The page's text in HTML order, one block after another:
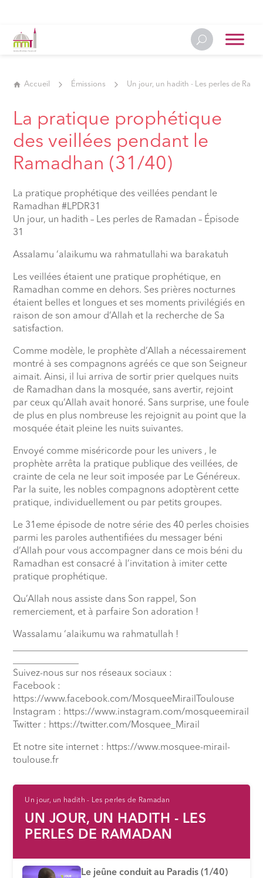
Accueil Émissions Un jour, un hadith - Les perles de
La pratique prophétique
des veillées pendant le
Ramadhan (31/40)
La pratique prophétique des veillées pendant le
Ramadhan #LPDR31
Un jour, un hadith – Les perles de Ramadan – Épisode
31
Assalamu ‘alaikumu wa rahmatullahi wa barakatuh
Les veillées étaient une pratique prophétique, en
Ramadhan comme en dehors. Ses prières nocturnes
étaient belles et longues et ses moments privilégiés en
raison de son amour d’Allah et la recherche de Sa
satisfaction.
Comme modèle, le prophète d’Allah a nécessairement
montré à ses compagnons agréés ce que son Seigneur
aimait. Ainsi, il lui arriva de sortir prier quelques nuits
de Ramadhan dans la mosquée, sans avertir, rejoint
par ceux qu’Allah avait honoré. Sans surprise, une foule
de plus en plus nombreuse les rejoignit au point que la
mosquée était pleine les nuits suivantes.
Envoyé comme miséricorde pour les univers , le
prophète arrêta la pratique publique des veillées, de
crainte de cela ne leur soit imposée par Le Généreux.
Par la suite, les nobles compagnons adoptèrent cette
pratique, individuellement ou par petits groupes.
Le 31eme épisode de notre série des 40 perles choisies
parmi les paroles authentifiées du messager béni
d’Allah pour vous accompagner dans ce mois béni du
Ramadhan est consacré à l’invitation à imiter cette
pratique prophétique.
Qu’Allah nous assiste dans Son rappel, Son
remerciement, et à parfaire Son adoration !
Wassalamu ‘alaikumu wa rahmatullah !
Suivez-nous sur nos réseaux sociaux :
Facebook :
https://www.facebook.com/MosqueeMirailToulouse
Instagram : https://www.instagram.com/mosqueemirail
Twitter : https://twitter.com/Mosquee_Mirail
Et notre site internet : https://www.mosquee-mirail-
toulouse.fr
Un jour, un hadith - Les perles de Ramadan
UN JOUR, UN HADITH - LES
PERLES DE RAMADAN
Le jeûne conduit au Paradis (1/40)